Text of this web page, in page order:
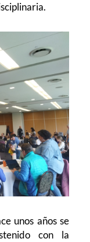
unos años se
con la